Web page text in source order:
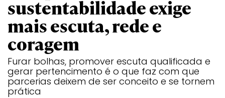
sustentabilidade exige
mais escuta, rede e
coragem
Furar bolhas, promover escuta qualificada e
gerar pertencimento é o que faz com que
parcerias deixem de ser conceito e se tornem
prática